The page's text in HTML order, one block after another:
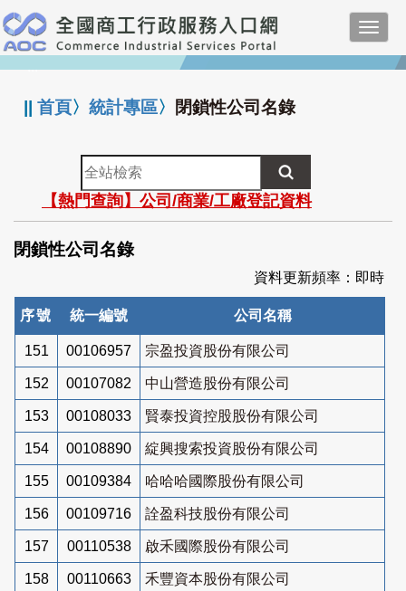
跳
到
主
要
:::
||首頁〉統計專區〉 閉鎖性公司名錄
全
站
檢
索
【熱門查詢】公司/商業/工廠登記資料
閉鎖性公司名錄
資料更新頻率：即時
序號 統一編號 公司名稱
151 00106957 宗盈投資股份有限公司
152 00107082 中山營造股份有限公司
153 00108033 賢泰投資控股股份有限公司
154 00108890 綻興搜索投資股份有限公司
155 00109384 哈哈哈國際股份有限公司
156 00109716 詮盈科技股份有限公司
157 00110538 啟禾國際股份有限公司
158 00110663 禾豐資本股份有限公司